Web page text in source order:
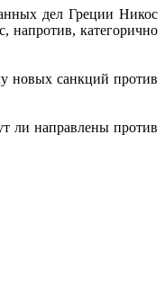
дел Греции Никос
напротив, категорично
новых санкций против
ли направлены против